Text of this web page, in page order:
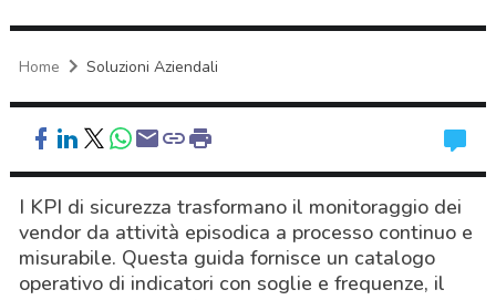
Home Soluzioni Aziendali
I KPI di sicurezza trasformano il monitoraggio dei
vendor da attività episodica a processo continuo e
misurabile. Questa guida fornisce un catalogo
operativo di indicatori con soglie e frequenze, il